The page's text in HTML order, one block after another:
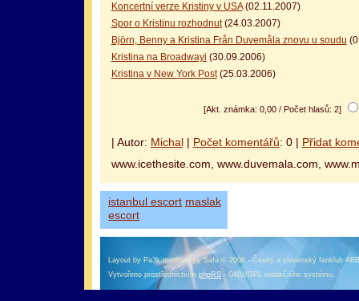
Koncertní verze Kristiny v USA(02.11.2007)
Spor o Kristinu rozhodnut(24.03.2007)
Björn, Benny a Kristina Från Duvemåla znovu u soudu
Kristina na Broadwayi (30.09.2006)
Kristina v New York Post(25.03.2006)
[Akt. známka: 0,00 / Počet hlasů: 2]
| Autor: Michal| Počet komentářů: 0 | Přidat
www.icethesite.com, www.duvemala.com,
istanbul escort maslak
escort
Layout by Pa3k modified by Safa © 2006 - Český a slovenský fanklub
Vytvořeno prostřednictvím phpRS - GNU/GPL redakčního systému.